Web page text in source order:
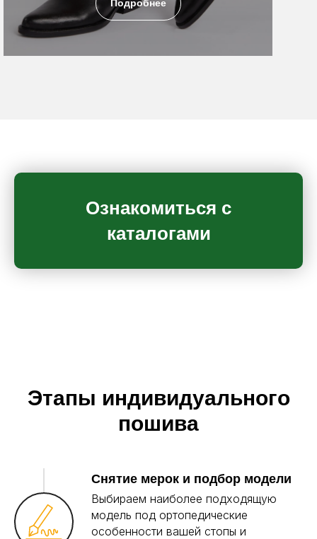
Подробнее
Ознакомиться с
каталогами
Этапы индивидуального
пошива
Снятие мерок и подбор модели
Выбираем наиболее подходящую
модель под ортопедические
особенности вашей стопы и